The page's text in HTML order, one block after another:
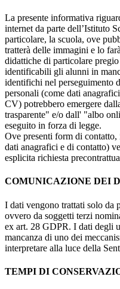
La presente informativa
internet da parte dell’Istituto
particolare, la scuola, ove
tratterà delle immagini e lo
didattiche di particolare
identificabili gli alunni in
identifichi nel perseguimento
personali (come dati
CV) potrebbero emergere
trasparente" e/o dall' "albo
eseguito in forza di legge.
Ove presenti form di
dati anagrafici e di contatto)
esplicita richiesta
COMUNICAZIONE DEI
I dati vengono trattati solo da
ovvero da soggetti terzi
ex art. 28 GDPR. I dati degli
mancanza di uno dei
interpretare alla luce della
TEMPI DI